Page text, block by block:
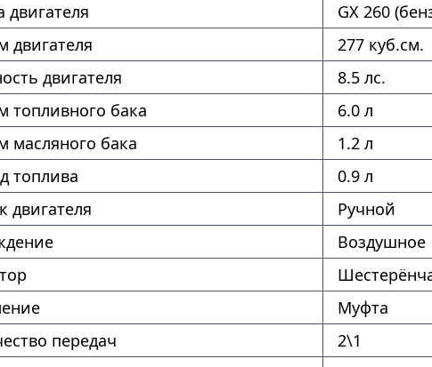
двигателя
GX 260
двигателя
277 куб.см.
двигателя
8.5 лс.
топливного бака
6.0 л
масляного бака
1.2 л
топлива
0.9 л
двигателя
Ручной
Воздушное
Муфта
передач
2\1